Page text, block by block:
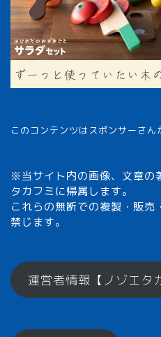
このコンテンツはスポンサーさ
※当サイト内の画像、文章の
タカフミに帰属します。
これらの無断での複製・販売
禁じます。
運営者情報【ノゾエタ